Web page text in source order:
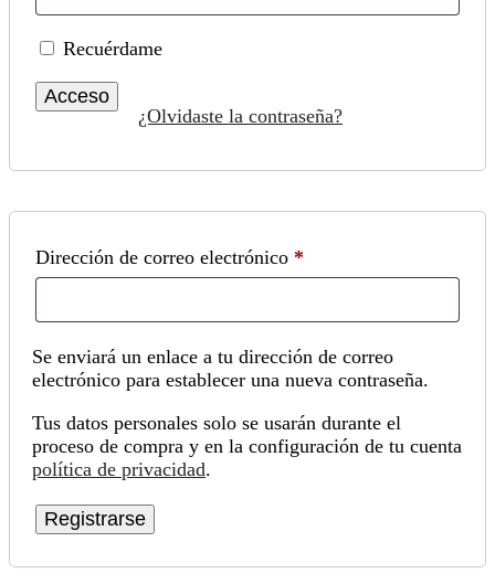
Recuérdame
Acceso
¿Olvidaste la contraseña?
Dirección de correo electrónico *
Se enviará un enlace a tu dirección de correo
electrónico para establecer una nueva contraseña.
Tus datos personales solo se usarán durante el
proceso de compra y en la configuración de tu cuenta
política de privacidad.
Registrarse